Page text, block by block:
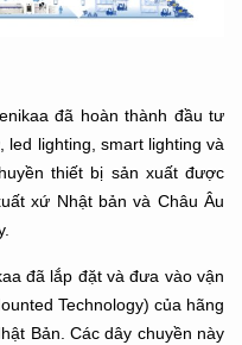
đã hoàn thành đầu tư
led lighting, smart lighting và
thiết bị sản xuất được
xứ Nhật bản và Châu Âu
đã lắp đặt và đưa vào vận
Technology) của hãng
Bản. Các dây chuyền này